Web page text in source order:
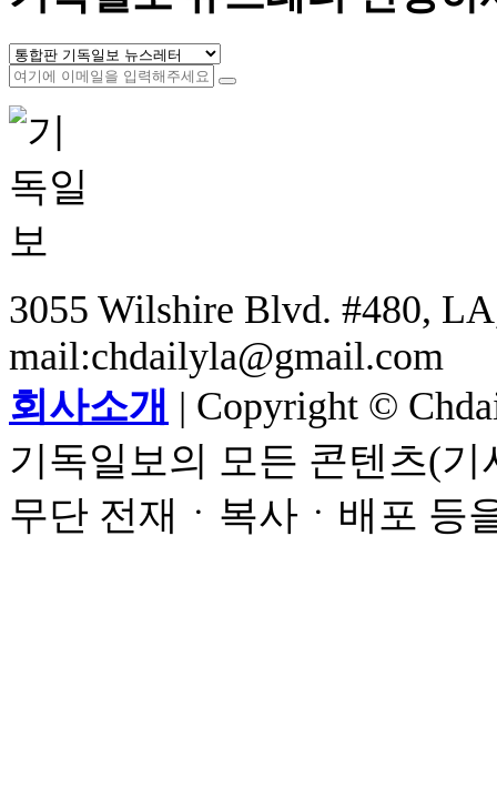
3055 Wilshire Blvd. #480,
mail:chdailyla@gmail.com
회사소개 | Copyright ©
기독일보의 모든 콘텐츠(
무단 전재ㆍ복사ㆍ배포 등